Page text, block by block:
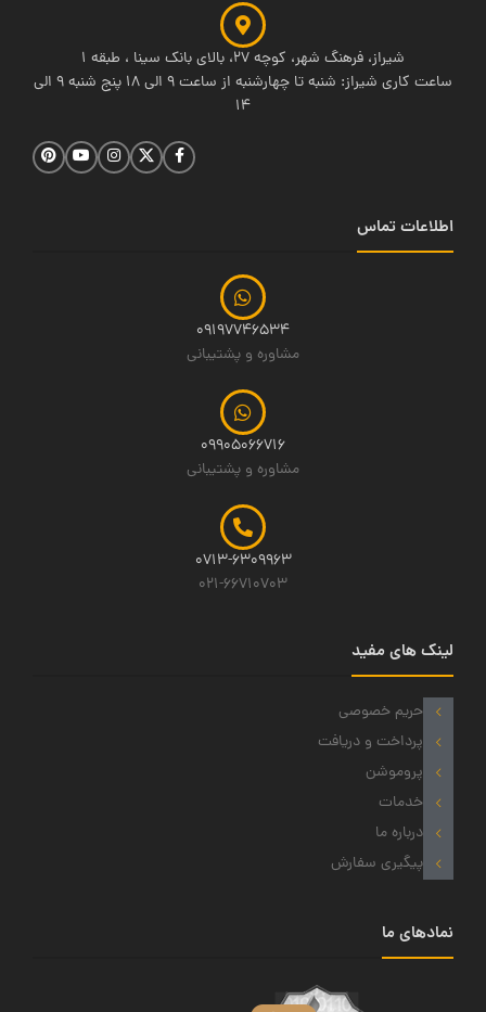
شیراز، فرهنگ شهر، کوچه 27، بالای بانک سینا ، طبقه 1
ساعت کاری شیراز: شنبه تا چهارشنبه از ساعت 9 الی 18 پنج شنبه 9 الی
14
اطلاعات تماس
09197746534
مشاوره و پشتیبانی
09905066716
مشاوره و پشتیبانی
0713-6309963
021-66710703
لینک های مفید
حریم خصوصی
پرداخت و دریافت
پروموشن
خدمات
درباره ما
پیگیری سفارش
نمادهای ما